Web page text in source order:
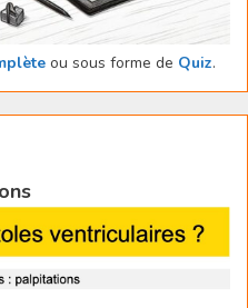
ou sous forme de Quiz.